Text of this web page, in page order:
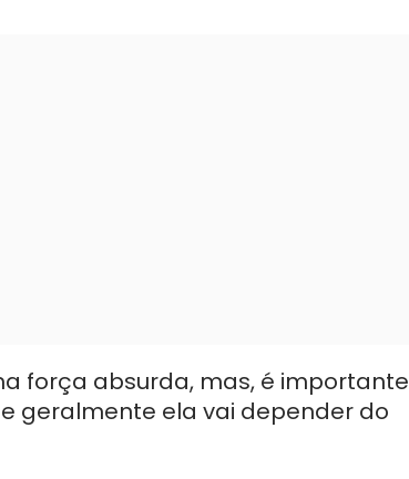
força absurda, mas, é importante
geralmente ela vai depender do